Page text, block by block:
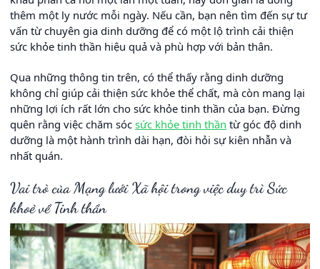
thêm một ly nước mỗi ngày. Nếu cần, bạn nên tìm đến sự tư
vấn từ chuyên gia dinh dưỡng để có một lộ trình cải thiện
sức khỏe tinh thần hiệu quả và phù hợp với bản thân.
Qua những thông tin trên, có thể thấy rằng dinh dưỡng
không chỉ giúp cải thiện sức khỏe thể chất, mà còn mang lại
những lợi ích rất lớn cho sức khỏe tinh thần của bạn. Đừng
quên rằng việc chăm sóc sức khỏe tinh thần từ góc độ dinh
dưỡng là một hành trình dài hạn, đòi hỏi sự kiên nhẫn và
nhất quán.
Vai trò của Mạng lưới Xã hội trong việc duy trì Sức
khoẻ về Tinh thần